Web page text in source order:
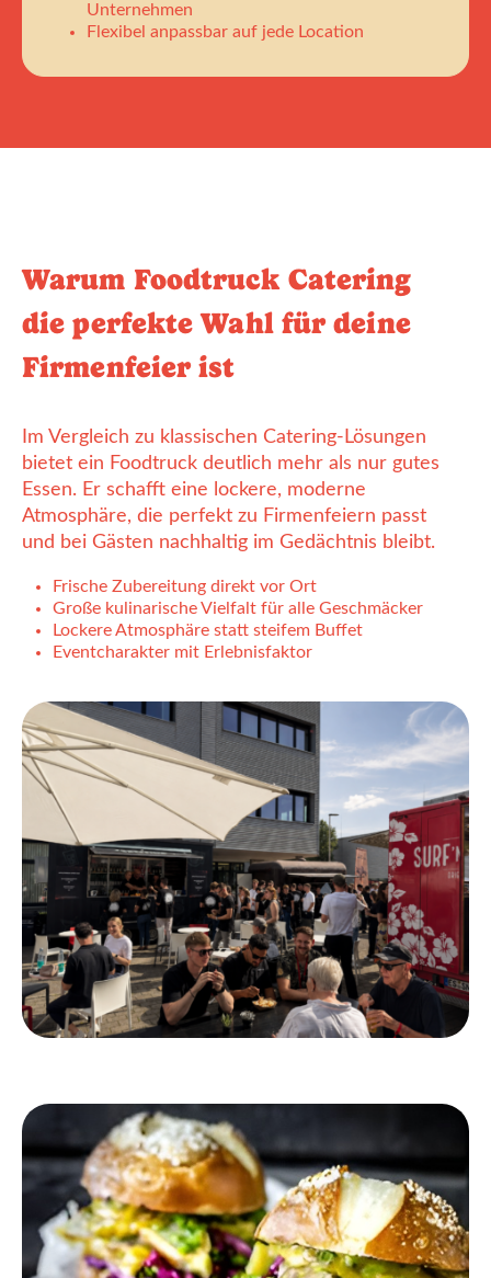
Unternehmen
Flexibel anpassbar auf jede Location
Warum Foodtruck Catering
die perfekte Wahl für deine
Firmenfeier ist
Im Vergleich zu klassischen Catering-Lösungen
bietet ein Foodtruck deutlich mehr als nur gutes
Essen. Er schafft eine lockere, moderne
Atmosphäre, die perfekt zu Firmenfeiern passt
und bei Gästen nachhaltig im Gedächtnis bleibt.
Frische Zubereitung direkt vor Ort
Große kulinarische Vielfalt für alle Geschmäcker
Lockere Atmosphäre statt steifem Buffet
Eventcharakter mit Erlebnisfaktor